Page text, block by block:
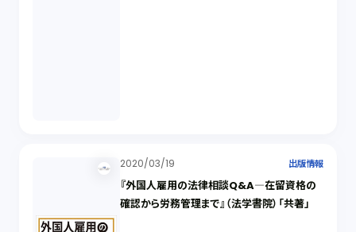
2020/03/19 出版情報
『外国人雇用の法律相談Q&A―在留資格の
確認から労務管理まで』（法学書院）「共著」